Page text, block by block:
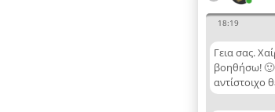
18:19
Γεια σας.
βοηθήσω! 🙂
αντίστοιχο